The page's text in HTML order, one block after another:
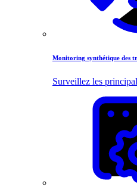
Monitoring synthétique des
Surveillez les